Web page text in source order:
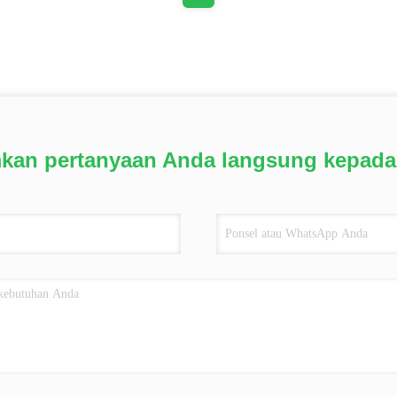
pertanyaan Anda langsung